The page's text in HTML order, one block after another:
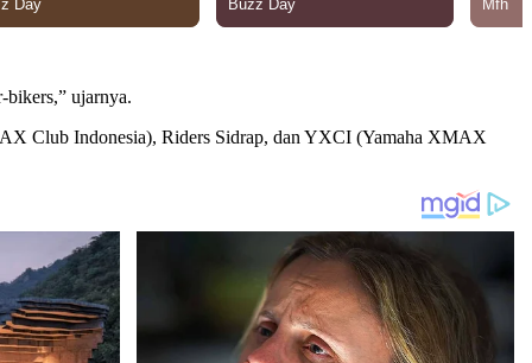
bikers,” ujarnya.
Club Indonesia), Riders Sidrap, dan YXCI (Yamaha XMAX